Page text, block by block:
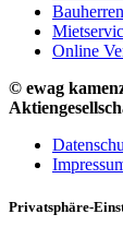
Online
© ewag
Privatsphäre-